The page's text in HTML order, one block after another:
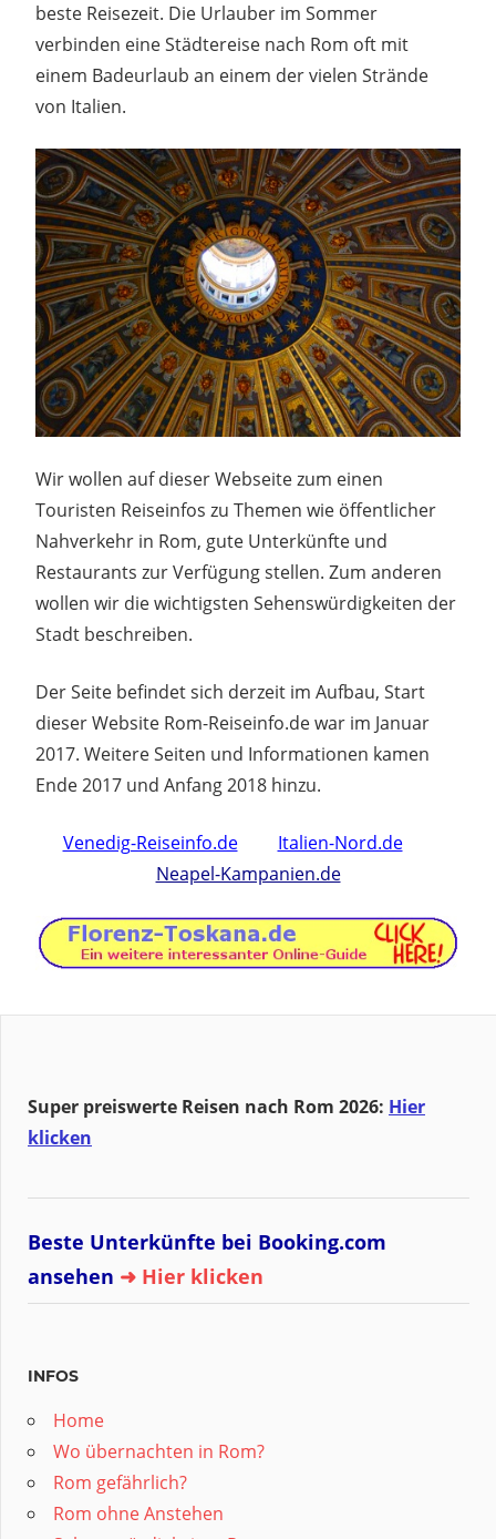
beste Reisezeit. Die Urlauber im Sommer
verbinden eine Städtereise nach Rom oft mit
einem Badeurlaub an einem der vielen Strände
von Italien.
Wir wollen auf dieser Webseite zum einen
Touristen Reiseinfos zu Themen wie öffentlicher
Nahverkehr in Rom, gute Unterkünfte und
Restaurants zur Verfügung stellen. Zum anderen
wollen wir die wichtigsten Sehenswürdigkeiten der
Stadt beschreiben.
Der Seite befindet sich derzeit im Aufbau, Start
dieser Website Rom-Reiseinfo.de war im Januar
2017. Weitere Seiten und Informationen kamen
Ende 2017 und Anfang 2018 hinzu.
Venedig-Reiseinfo.de
Italien-Nord.de
Neapel-Kampanien.de
Super preiswerte Reisen nach Rom 2026: Hier
klicken
Beste Unterkünfte bei Booking.com
ansehen ➜ Hier klicken
INFOS
Home
Wo übernachten in Rom?
Rom gefährlich?
Rom ohne Anstehen